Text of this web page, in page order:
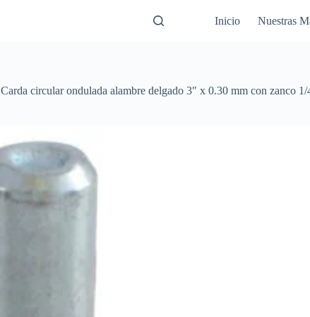
Inicio Nuestras
Carda circular ondulada alambre delgado 3″ x 0.30 mm con zanco 1/